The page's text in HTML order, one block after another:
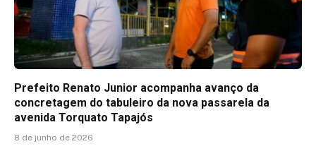
Prefeito Renato Junior acompanha avanço da
concretagem do tabuleiro da nova passarela da
avenida Torquato Tapajós
8 de junho de 2026